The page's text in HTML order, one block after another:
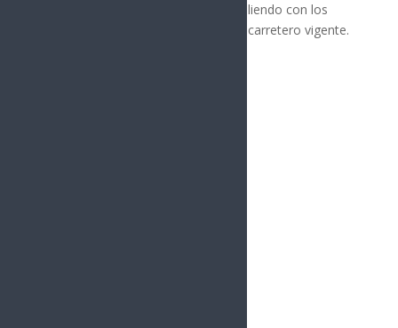
para su uso a finales de 2025, cumpliendo con los
plazos establecidos en el programa carretero vigente.